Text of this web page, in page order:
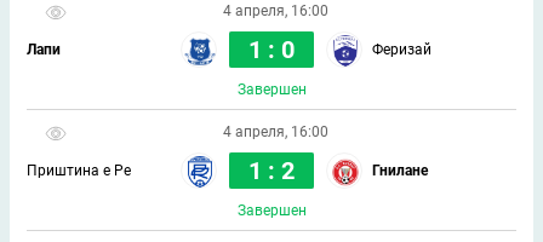
4 апреля, 16:00
Лапи 1 : 0 Феризай
Завершен
4 апреля, 16:00
Приштина е Ре 1 : 2 Гнилане
Завершен